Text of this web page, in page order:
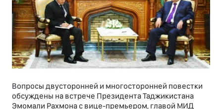
Вопросы двусторонней и многосторонней повестки
обсуждены на встрече Президента Таджикистана
Эмомали Рахмона с вице-премьером, главой МИД